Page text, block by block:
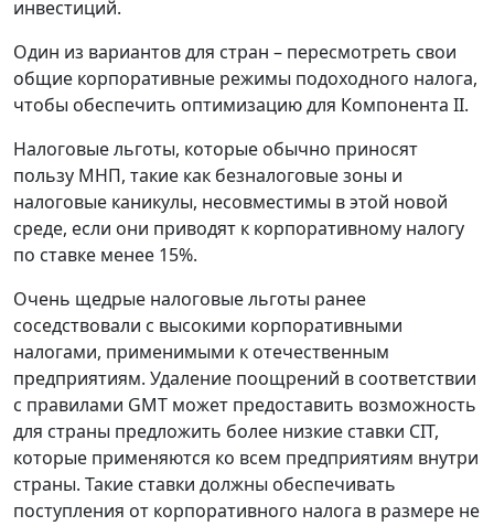
инвестиций.
Один из вариантов для стран – пересмотреть свои
общие корпоративные режимы подоходного налога,
чтобы обеспечить оптимизацию для Компонента II.
Налоговые льготы, которые обычно приносят
пользу МНП, такие как безналоговые зоны и
налоговые каникулы, несовместимы в этой новой
среде, если они приводят к корпоративному налогу
по ставке менее 15%.
Очень щедрые налоговые льготы ранее
соседствовали с высокими корпоративными
налогами, применимыми к отечественным
предприятиям. Удаление поощрений в соответствии
с правилами GMT может предоставить возможность
для страны предложить более низкие ставки CIT,
которые применяются ко всем предприятиям внутри
страны. Такие ставки должны обеспечивать
поступления от корпоративного налога в размере не